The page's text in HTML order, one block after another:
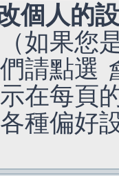
個人的
如果您
請點選
在每頁
種偏好